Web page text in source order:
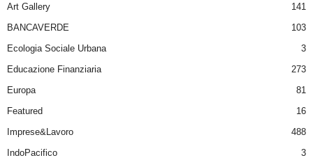
Art Gallery
141
BANCAVERDE
103
Ecologia Sociale Urbana
3
Educazione Finanziaria
273
Europa
81
Featured
16
Imprese&Lavoro
488
IndoPacifico
3